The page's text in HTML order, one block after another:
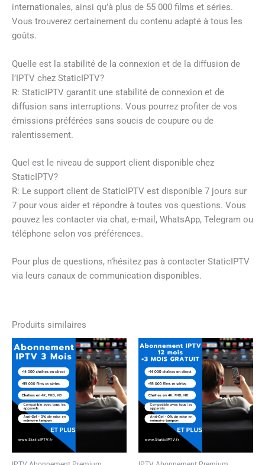
internationales, ainsi qu’à plus de 55 000 films et séries.
Vous trouverez certainement du contenu adapté à tous les
goûts.
Quelle est la stabilité de la connexion et de la diffusion de
l’IPTV chez StaticIPTV?
R: StaticIPTV garantit une stabilité de connexion et de
diffusion sans interruptions. Vous pourrez profiter de vos
émissions préférées sans soucis de coupure ou de
ralentissement.
Quel est le niveau de support client disponible chez
StaticIPTV?
R: Le support client de StaticIPTV est disponible 7 jours sur
7 pour vous aider et répondre à toutes vos questions. Vous
pouvez les contacter via chat, e-mail, WhatsApp, Telegram ou
téléphone selon vos préférences.
Pour plus de questions, n’hésitez pas à contacter StaticIPTV
via leurs canaux de communication disponibles.
Produits similaires